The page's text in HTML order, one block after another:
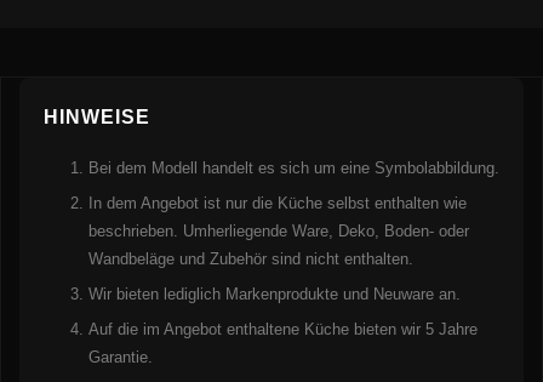
HINWEISE
Bei dem Modell handelt es sich um eine Symbolabbildung.
In dem Angebot ist nur die Küche selbst enthalten wie
beschrieben. Umherliegende Ware, Deko, Boden- oder
Wandbeläge und Zubehör sind nicht enthalten.
Wir bieten lediglich Markenprodukte und Neuware an.
Auf die im Angebot enthaltene Küche bieten wir 5 Jahre
Garantie.